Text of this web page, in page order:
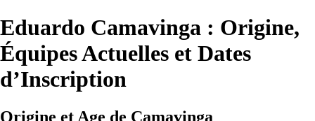
Eduardo Camavinga : Origine,
Équipes Actuelles et Dates
d’Inscription
Origine et Age de Camavinga